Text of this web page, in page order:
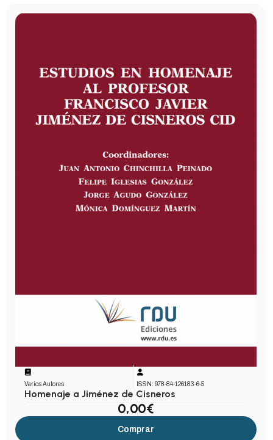
Varios Autores ISSN: 978-84-126183-6-5
Homenaje a Jiménez de Cisneros
0,00€
Comprar